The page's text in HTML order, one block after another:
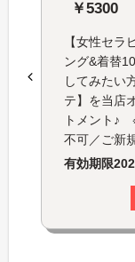
￥5300
【女性セラ
ング&着替
してみたい
テ】を当店
トメント♪
不可／ご新
有効期限